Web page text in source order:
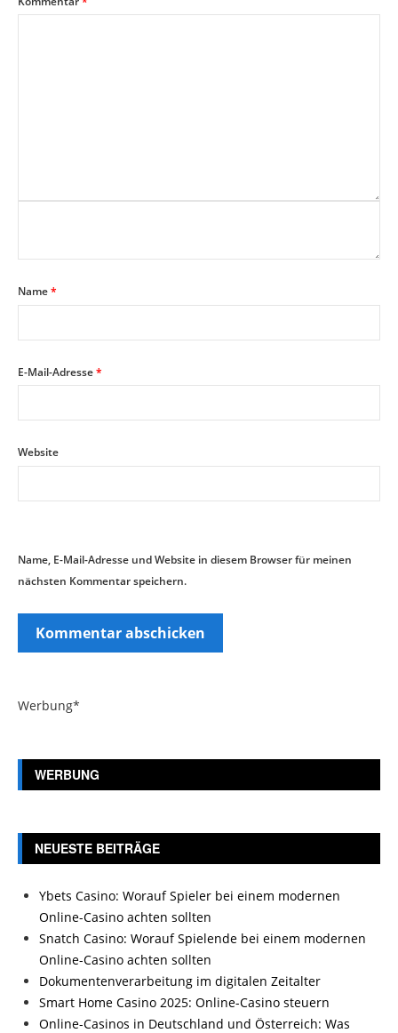
Name*
E-Mail-Adresse*
Website
Name, E-Mail-Adresse und Website in diesem Browser für meinen
nächsten Kommentar speichern.
Werbung*
WERBUNG
NEUESTE BEITRÄGE
Ybets Casino: Worauf Spieler bei einem modernen
Online-Casino achten sollten
Snatch Casino: Worauf Spielende bei einem modernen
Online-Casino achten sollten
Dokumentenverarbeitung im digitalen Zeitalter
Smart Home Casino 2025: Online-Casino steuern
Online-Casinos in Deutschland und Österreich: Was